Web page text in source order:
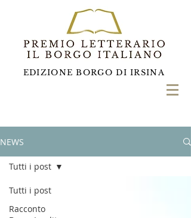
EDIZIONE BORGO DI IRSINA
NEWS
Tutti i post
Racconto
Tutti i post